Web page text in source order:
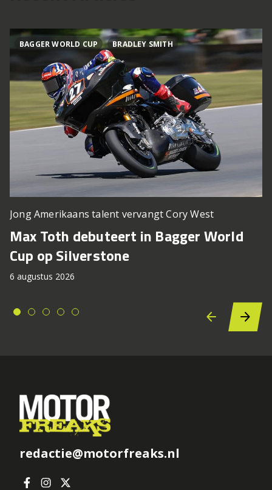
BAGGER WORLD CUP BRADLEY SMITH
Jong Amerikaans talent vervangt Cory West
Max Toth debuteert in Bagger World
Cup op Silverstone
6 augustus 2026
redactie@motorfreaks.nl